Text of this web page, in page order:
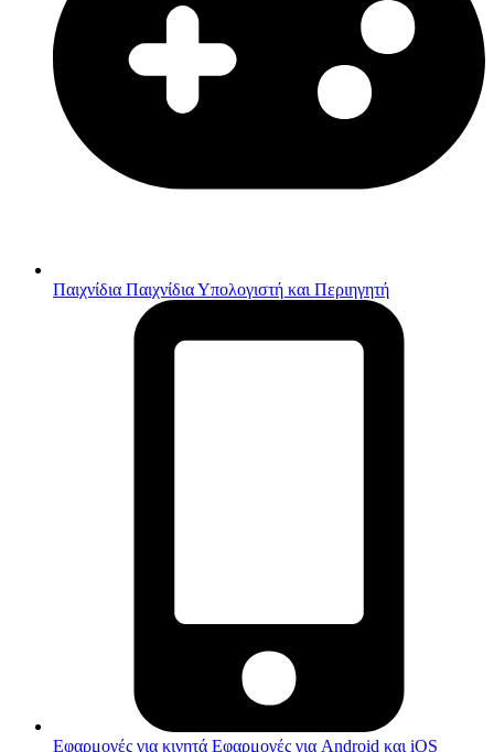
Παιχνίδια Παιχνίδια Υπολογιστή και Περιηγητή
Εφαρμογές για κινητά Εφαρμογές για Android και iOS